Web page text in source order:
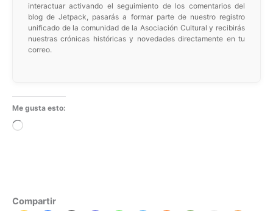
interactuar activando el seguimiento de los comentarios del
blog de Jetpack, pasarás a formar parte de nuestro registro
unificado de la comunidad de la Asociación Cultural y recibirás
nuestras crónicas históricas y novedades directamente en tu
correo.
Me gusta esto:
Cargando...
Compartir